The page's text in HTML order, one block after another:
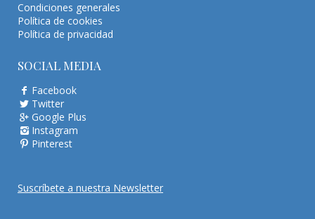
Condiciones generales
Política de cookies
Política de privacidad
SOCIAL MEDIA
Facebook
Twitter
Google Plus
Instagram
Pinterest
Suscríbete a nuestra Newsletter